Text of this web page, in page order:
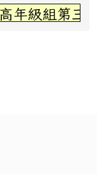
組第三名~